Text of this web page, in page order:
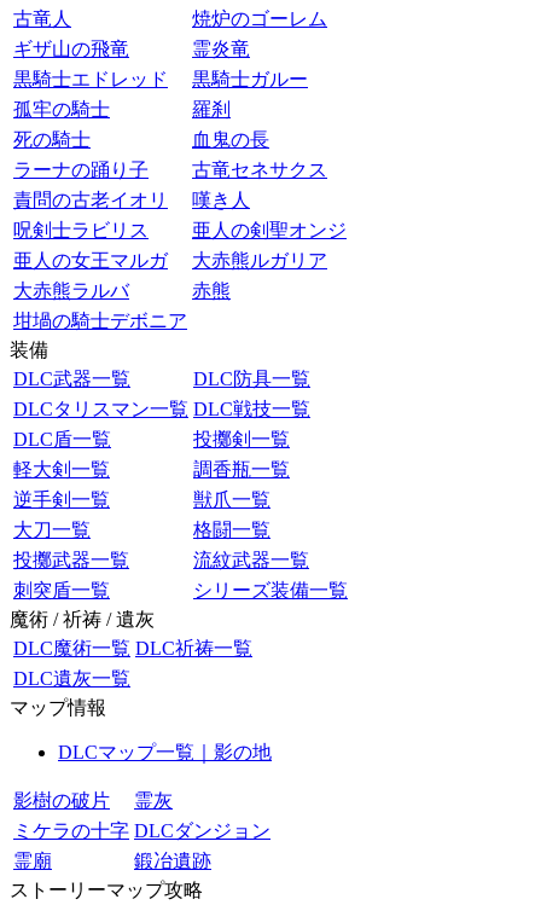
古竜人
焼炉のゴーレム
ギザ山の飛竜
霊炎竜
黒騎士エドレッド
黒騎士ガルー
孤牢の騎士
羅刹
死の騎士
血鬼の長
ラーナの踊り子
古竜セネサクス
責問の古老イオリ
嘆き人
呪剣士ラビリス
亜人の剣聖オンジ
亜人の女王マルガ
大赤熊ルガリア
大赤熊ラルバ
赤熊
坩堝の騎士デボニア
装備
DLC武器一覧
DLC防具一覧
DLCタリスマン一覧 DLC戦技一覧
DLC盾一覧
投擲剣一覧
軽大剣一覧
調香瓶一覧
逆手剣一覧
獣爪一覧
大刀一覧
格闘一覧
投擲武器一覧
流紋武器一覧
刺突盾一覧
シリーズ装備一覧
魔術 / 祈祷 / 遺灰
DLC魔術一覧 DLC祈祷一覧
DLC遺灰一覧
マップ情報
DLCマップ一覧｜影の地
影樹の破片
霊灰
ミケラの十字 DLCダンジョン
霊廟
鍛冶遺跡
ストーリーマップ攻略